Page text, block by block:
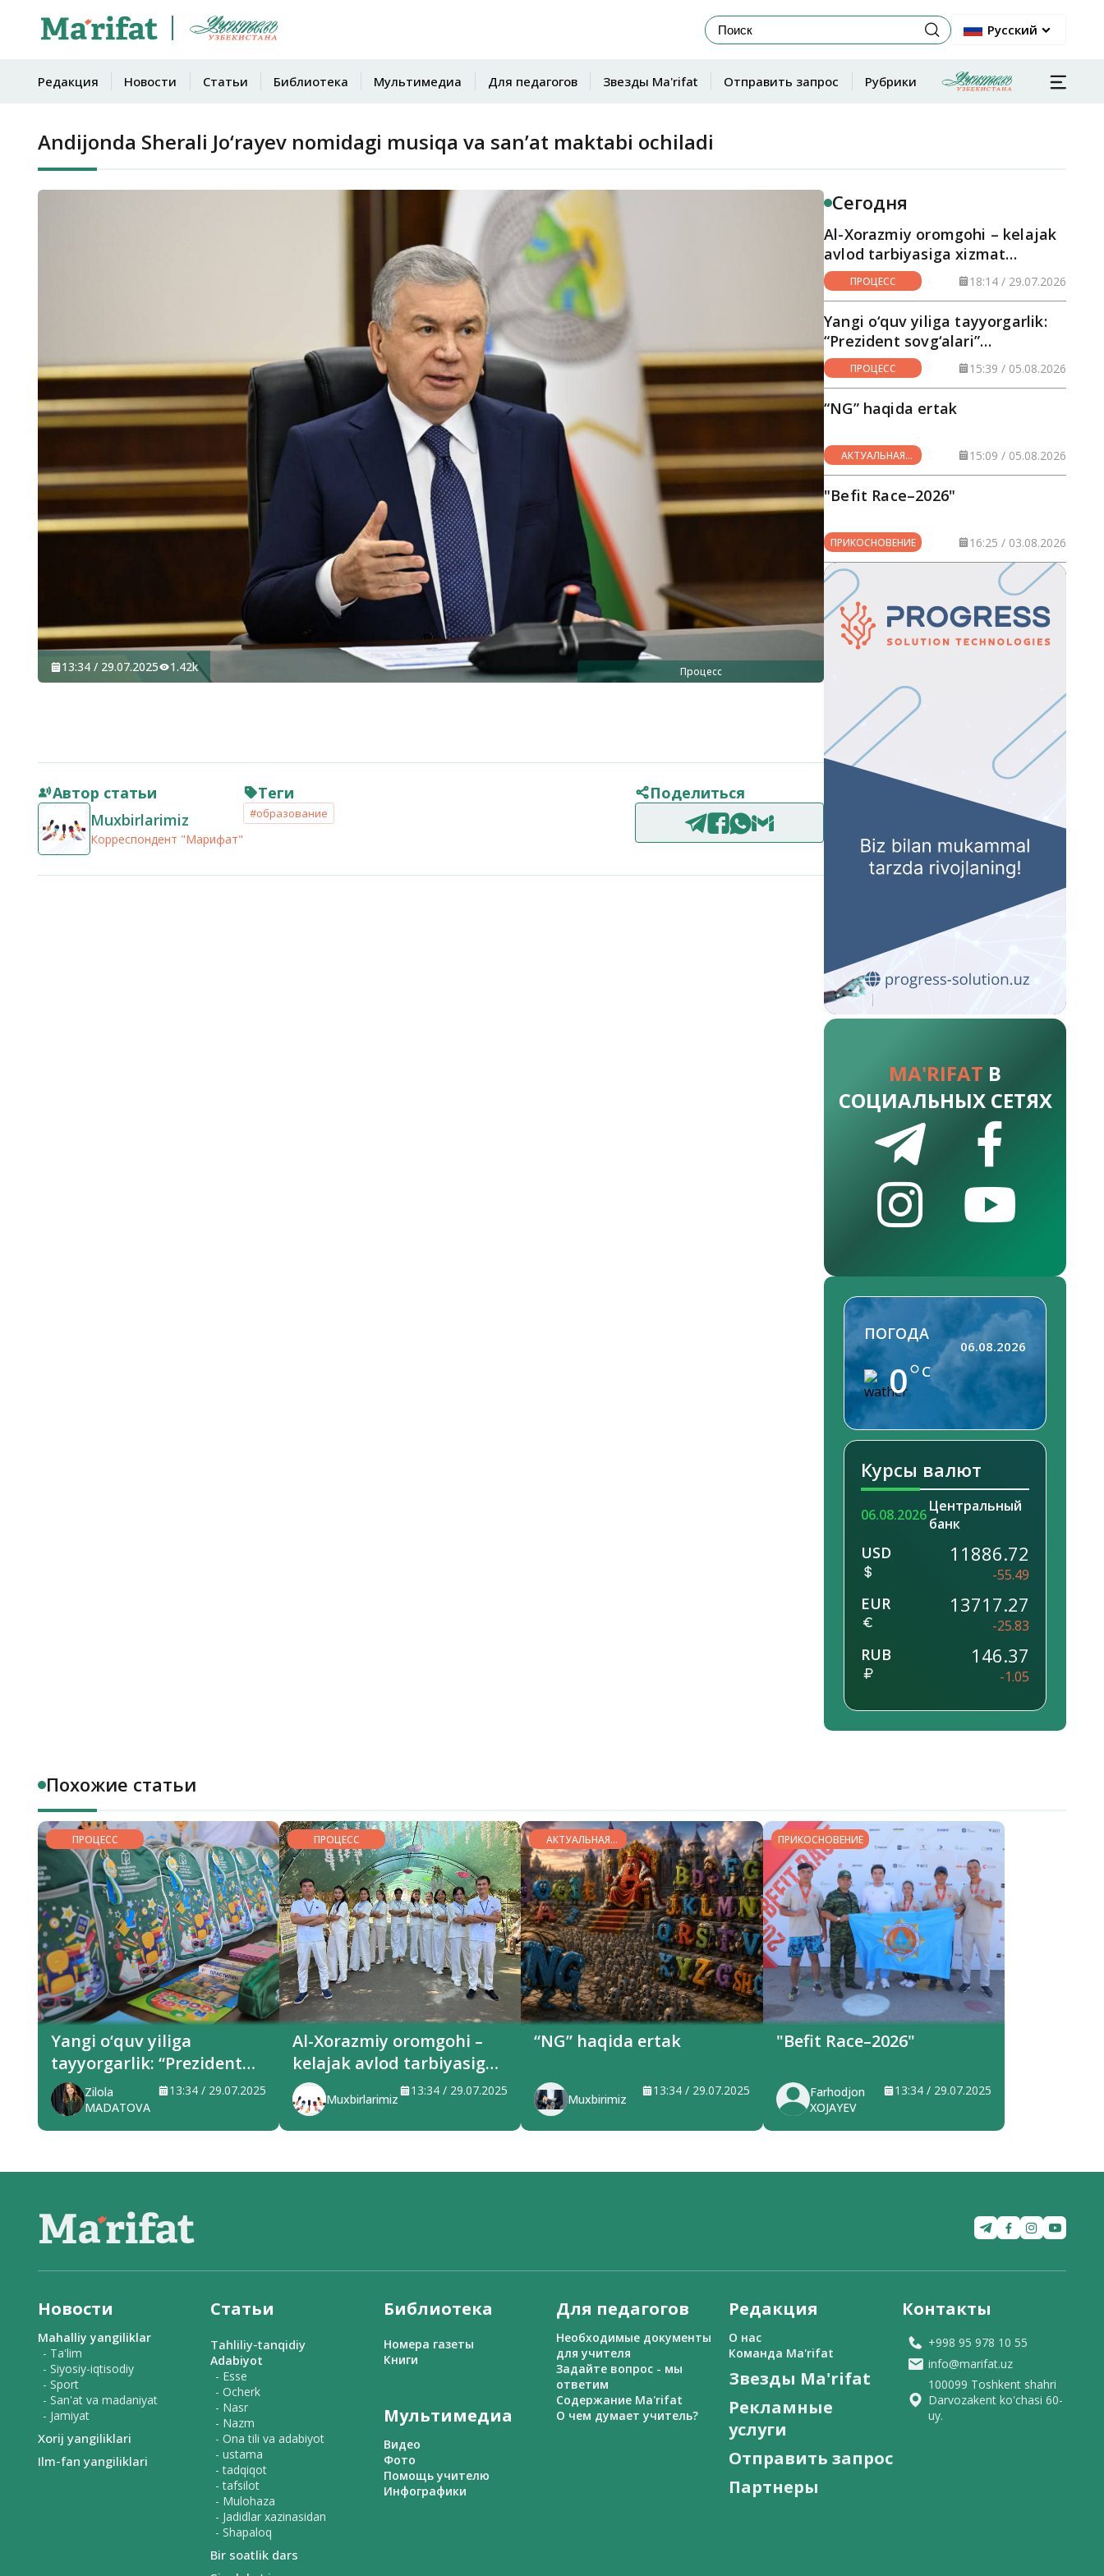
Русский
Редакция Новости Статьи Библиотека Мультимедиа Для педагогов Звезды Ma'rifat Отправить запрос Рубрики
Andijonda Sherali Jo‘rayev nomidagi musiqa va sanʼat maktabi ochiladi
Процесс
13:34 / 29.07.2025 1.42k
Автор статьи
Muxbirlarimiz
Корреспондент "Марифат"
Теги
#образование
Поделиться
Сегодня
Al-Xorazmiy oromgohi – kelajak
avlod tarbiyasiga xizmat
qilayotgan maskan
ПРОЦЕСС 18:14 / 29.07.2026
Yangi o‘quv yiliga tayyorgarlik:
“Prezident sovg‘alari”
hududlarga yetkazilmoqda
ПРОЦЕСС 15:39 / 05.08.2026
“NG” haqida ertak
АКТУАЛЬНАЯ
ТЕМА
15:09 / 05.08.2026
"Befit Race–2026"
ПРИКОСНОВЕНИЕ 16:25 / 03.08.2026
MA'RIFAT В
СОЦИАЛЬНЫХ СЕТЯХ
ПОГОДА
0 C
06.08.2026
Курсы валют
06.08.2026Центральный
банк
USD 11886.72
-55.49
EUR 13717.27
-25.83
RUB 146.37
-1.05
Похожие статьи
ПРОЦЕСС
Yangi o‘quv yiliga
tayyorgarlik: “Prezident
sovg‘alari” hududlarga
yetkazilmoqda
Zilola
MADATOVA
13:34 / 29.07.2025
ПРОЦЕСС
Al-Xorazmiy oromgohi –
kelajak avlod tarbiyasiga
xizmat qilayotgan maskan
Muxbirlarimiz
13:34 / 29.07.2025
АКТУАЛЬНАЯ
ТЕМА
“NG” haqida ertak
Muxbirimiz
13:34 / 29.07.2025
ПРИКОСНОВЕНИЕ
"Befit Race–2026"
Farhodjon
XOJAYEV
13:34 / 29.07.2025
Новости
Mahalliy yangiliklar
- Ta'lim
- Siyosiy-iqtisodiy
- Sport
- San'at va madaniyat
- Jamiyat
Xorij yangiliklari
Ilm-fan yangiliklari
Статьи
Tahliliy-tanqidiy
Adabiyot
- Esse
- Ocherk
- Nasr
- Nazm
- Ona tili va adabiyot
- ustama
- tadqiqot
- tafsilot
- Mulohaza
- Jadidlar xazinasidan
- Shapaloq
Bir soatlik dars
Библиотека
Номера газеты
Книги
Мультимедиа
Видео
Фото
Помощь учителю
Инфографики
Для педагогов
Необходимые документы
для учителя
Задайте вопрос - мы
ответим
Содержание Ma'rifat
О чем думает учитель?
Редакция
О нас
Команда Ma'rifat
Звезды Ma'rifat
Рекламные
услуги
Отправить запрос
Партнеры
Контакты
+998 95 978 10 55
info@marifat.uz
100099 Toshkent shahri
Darvozakent ko'chasi 60-
uy.